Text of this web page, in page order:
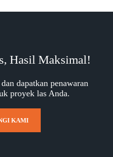
Hasil Maksimal!
dapatkan penawaran
proyek las Anda.
KAMI